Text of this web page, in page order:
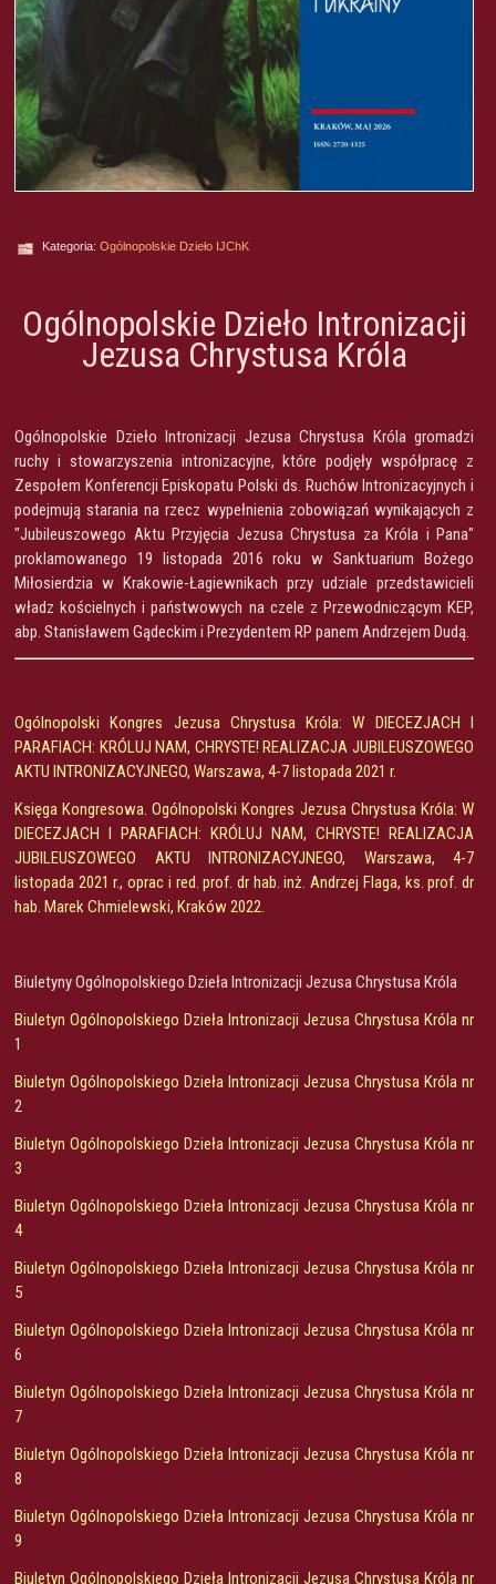
Kategoria: Ogólnopolskie Dzieło IJChK
Ogólnopolskie Dzieło Intronizacji
Jezusa Chrystusa Króla
Ogólnopolskie Dzieło Intronizacji Jezusa Chrystusa Króla gromadzi
ruchy i stowarzyszenia intronizacyjne, które podjęły współpracę z
Zespołem Konferencji Episkopatu Polski ds. Ruchów Intronizacyjnych i
podejmują starania na rzecz wypełnienia zobowiązań wynikających z
"Jubileuszowego Aktu Przyjęcia Jezusa Chrystusa za Króla i Pana"
proklamowanego 19 listopada 2016 roku w Sanktuarium Bożego
Miłosierdzia w Krakowie-Łagiewnikach przy udziale przedstawicieli
władz kościelnych i państwowych na czele z Przewodniczącym KEP,
abp. Stanisławem Gądeckim i Prezydentem RP panem Andrzejem Dudą.
Ogólnopolski Kongres Jezusa Chrystusa Króla: W DIECEZJACH I
PARAFIACH: KRÓLUJ NAM, CHRYSTE! REALIZACJA JUBILEUSZOWEGO
AKTU INTRONIZACYJNEGO, Warszawa, 4-7 listopada 2021 r.
Księga Kongresowa. Ogólnopolski Kongres Jezusa Chrystusa Króla: W
DIECEZJACH I PARAFIACH: KRÓLUJ NAM, CHRYSTE! REALIZACJA
JUBILEUSZOWEGO AKTU INTRONIZACYJNEGO, Warszawa, 4-7
listopada 2021 r., oprac i red. prof. dr hab. inż. Andrzej Flaga, ks. prof. dr
hab. Marek Chmielewski, Kraków 2022.
Biuletyny Ogólnopolskiego Dzieła Intronizacji Jezusa Chrystusa Króla
Biuletyn Ogólnopolskiego Dzieła Intronizacji Jezusa Chrystusa Króla nr
1
Biuletyn Ogólnopolskiego Dzieła Intronizacji Jezusa Chrystusa Króla nr
2
Biuletyn Ogólnopolskiego Dzieła Intronizacji Jezusa Chrystusa Króla nr
3
Biuletyn Ogólnopolskiego Dzieła Intronizacji Jezusa Chrystusa Króla nr
4
Biuletyn Ogólnopolskiego Dzieła Intronizacji Jezusa Chrystusa Króla nr
5
Biuletyn Ogólnopolskiego Dzieła Intronizacji Jezusa Chrystusa Króla nr
6
Biuletyn Ogólnopolskiego Dzieła Intronizacji Jezusa Chrystusa Króla nr
7
Biuletyn Ogólnopolskiego Dzieła Intronizacji Jezusa Chrystusa Króla nr
8
Biuletyn Ogólnopolskiego Dzieła Intronizacji Jezusa Chrystusa Króla nr
9
Biuletyn Ogólnopolskiego Dzieła Intronizacji Jezusa Chrystusa Króla nr